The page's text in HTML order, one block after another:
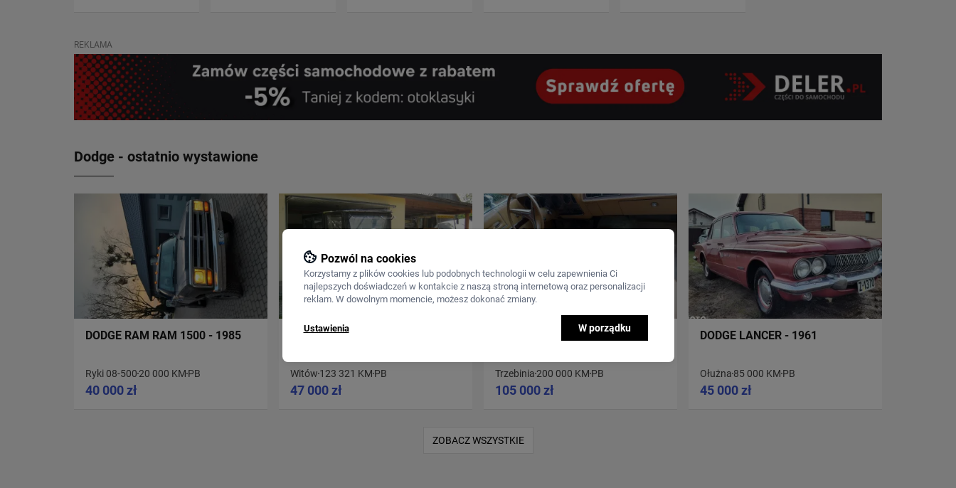
REKLAMA
Dodge - ostatnio wystawione
DODGE RAM RAM 1500 - 1985
Ryki 08-50020 000 KM PB
40 000 zł
DODGE - 1925
Witów 123 321 KM PB
47 000 zł
DODGE CHARGER SE - 1973
Trzebinia200 000 KM PB
105 000 zł
DODGE LANCER - 1961
Ołużna 85 000 KM PB
45 000 zł
ZOBACZ WSZYSTKIE
Pozwól na cookies
Korzystamy z plików cookies lub podobnych technologii w celu zapewnienia Ci
najlepszych doświadczeń w kontakcie z naszą stroną internetową oraz personalizacji
reklam. W dowolnym momencie, możesz dokonać zmiany.
Ustawienia W porządku